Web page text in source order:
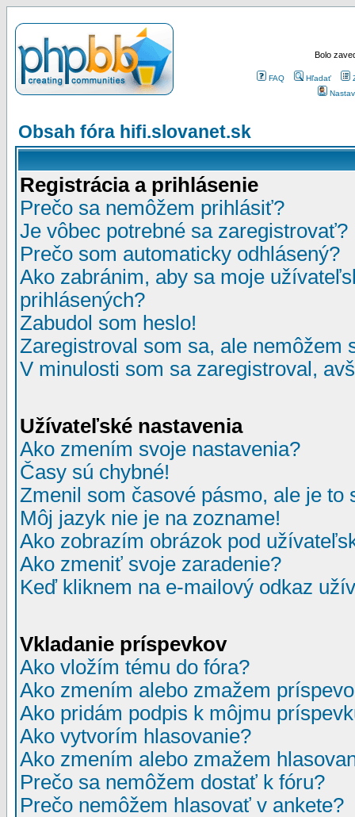
Bolo
FAQ Hľadať
Obsah fóra hifi.slovanet.sk
Registrácia a prihlásenie
Prečo sa nemôžem prihlásiť?
Je vôbec potrebné sa zaregistrovať?
Prečo som automaticky odhlásený?
Ako zabránim, aby sa moje
prihlásených?
Zabudol som heslo!
Zaregistroval som sa, ale nemôžem
V minulosti som sa zaregistroval,
Užívateľské nastavenia
Ako zmením svoje nastavenia?
Časy sú chybné!
Zmenil som časové pásmo, ale je to
Môj jazyk nie je na zozname!
Ako zobrazím obrázok pod
Ako zmeniť svoje zaradenie?
Keď kliknem na e-mailový odkaz
Vkladanie príspevkov
Ako vložím tému do fóra?
Ako zmením alebo zmažem
Ako pridám podpis k môjmu
Ako vytvorím hlasovanie?
Ako zmením alebo zmažem
Prečo sa nemôžem dostať k fóru?
Prečo nemôžem hlasovať v ankete?